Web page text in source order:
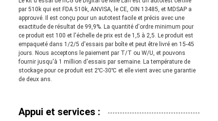
par 510k qui est FDA 510k, ANVISA, le CE, OIN 13485, et MDSAP a
approuvé. Il est conçu pour un autotest facile et précis avec une
exactitude de résultat de 99,9%. La quantité d'ordre minimum pour
ce produit est 100 et l'échelle de prix est de 1,5 à 2,5. Le produit est
empaqueté dans 1/2/5 d'essais par boîte et peut être livré en 15-45
jours. Nous acceptons le paiement par T/T ou W/U, et pouvons
fournir jusqu'à 1 million d'essais par semaine. La température de
stockage pour ce produit est 2℃-30℃ et elle vient avec une garantie
de deux ans.
Appui et services :